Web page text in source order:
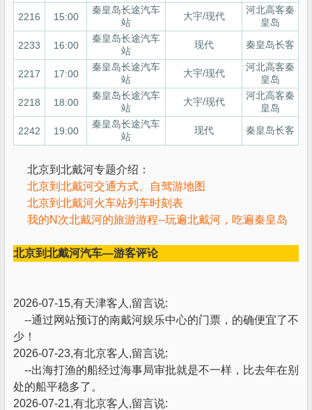
2216 15:00
秦皇岛长途汽车
站
大宇/现代
河北高客秦
皇岛
2233 16:00
秦皇岛长途汽车
站
现代 秦皇岛长客
2217 17:00
秦皇岛长途汽车
站
大宇/现代
河北高客秦
皇岛
2218 18:00
秦皇岛长途汽车
站
大宇/现代
河北高客秦
皇岛
2242 19:00
秦皇岛长途汽车
站
现代 秦皇岛长客
北京到北戴河专题介绍：
北京到北戴河交通方式、自驾游地图
北京到北戴河火车站列车时刻表
我的N次北戴河的旅游游程--玩遍北戴河，吃遍秦皇岛
北京到北戴河汽车—游客评论
2026-07-15,有天津客人,留言说:
--通过网站预订的南戴河娱乐中心的门票，的确便宜了不
少！
2026-07-23,有北京客人,留言说:
--出海打渔的船经过海事局审批就是不一样，比去年在别
处的船平稳多了。
2026-07-21,有北京客人,留言说: